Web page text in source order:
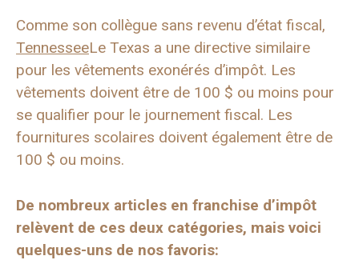
Comme son collègue sans revenu d’état fiscal,
TennesseeLe Texas a une directive similaire
pour les vêtements exonérés d’impôt. Les
vêtements doivent être de 100 $ ou moins pour
se qualifier pour le journement fiscal. Les
fournitures scolaires doivent également être de
100 $ ou moins.
De nombreux articles en franchise d’impôt
relèvent de ces deux catégories, mais voici
quelques-uns de nos favoris: